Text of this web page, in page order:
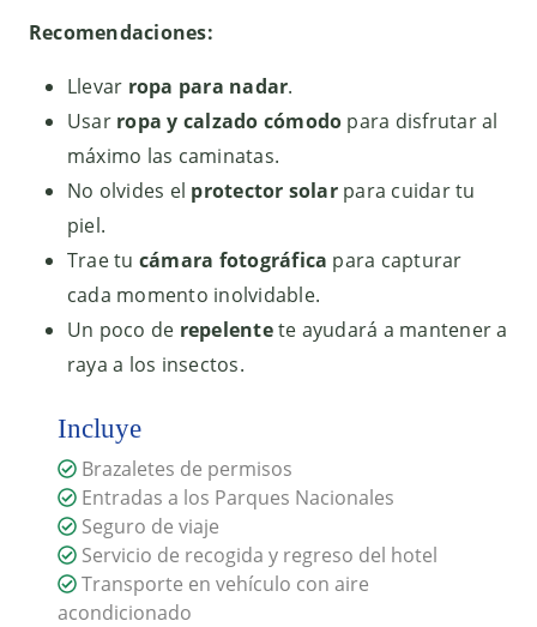
Recomendaciones:
Llevar ropa para nadar.
Usar ropa y calzado cómodo para disfrutar al
máximo las caminatas.
No olvides el protector solarpara cuidar tu
piel.
Trae tu cámara fotográfica para capturar
cada momento inolvidable.
Un poco de repelentete ayudará a mantener a
raya a los insectos.
Incluye
Brazaletes de permisos
Entradas a los Parques Nacionales
Seguro de viaje
Servicio de recogida y regreso del hotel
Transporte en vehículo con aire
acondicionado